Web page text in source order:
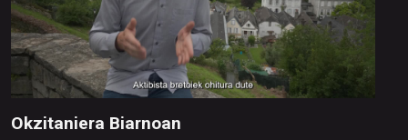
Okzitaniera Biarnoan